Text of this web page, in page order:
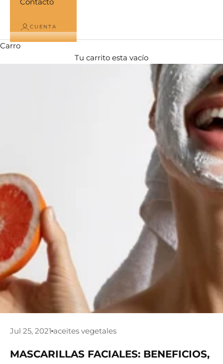
CUENTA
Carro
Tu carrito esta vacío
Jul 25, 2021 aceites vegetales
MASCARILLAS FACIALES: BENEFICIOS,